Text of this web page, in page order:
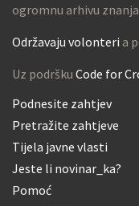
ogromnu arhivu
Održavaju volonteri a
Uz podršku Code for
Podnesite zahtjev
Pretražite zahtjeve
Tijela javne vlasti
Jeste li novinar_ka?
Pomoć